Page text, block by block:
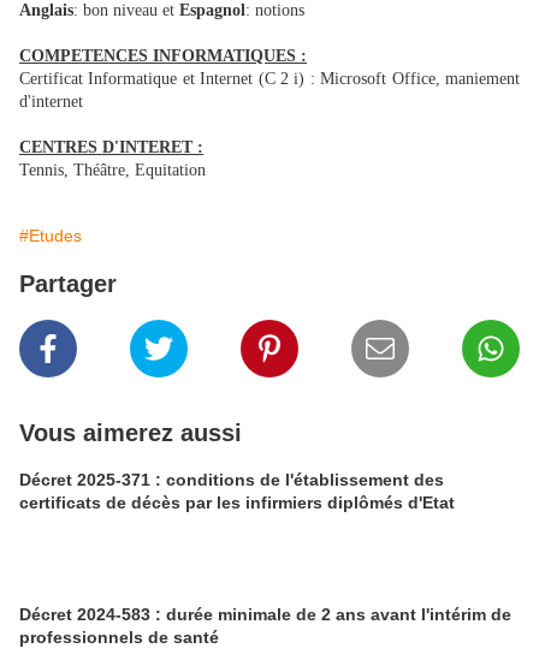
Anglais: bon niveau et Espagnol: notions
COMPETENCES INFORMATIQUES :
Certificat Informatique et Internet (C 2 i) : Microsoft Office, maniement
d'internet
CENTRES D'INTERET :
Tennis, Théâtre, Equitation
#Etudes
Partager
Vous aimerez aussi
Décret 2025-371 : conditions de l'établissement des
certificats de décès par les infirmiers diplômés d'Etat
Décret 2024-583 : durée minimale de 2 ans avant l'intérim de
professionnels de santé